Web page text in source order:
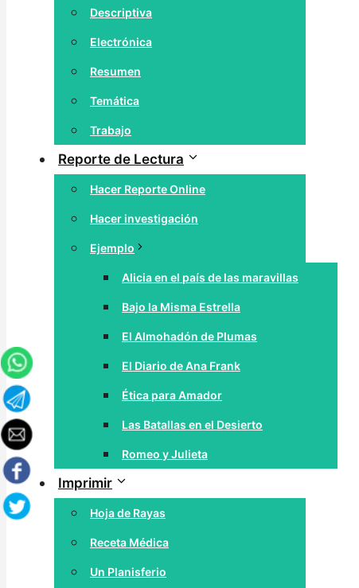
Descriptiva
Electrónica
Resumen
Temática
Trabajo
Reporte de Lectura
Hacer Reporte Online
Hacer investigación
Ejemplo
Alicia en el país de las maravillas
Bajo la Misma Estrella
El Almohadón de Plumas
El Diario de Ana Frank
Ética para Amador
Las Batallas en el Desierto
Romeo y Julieta
Imprimir
Hoja de Rayas
Receta Médica
Un Planisferio